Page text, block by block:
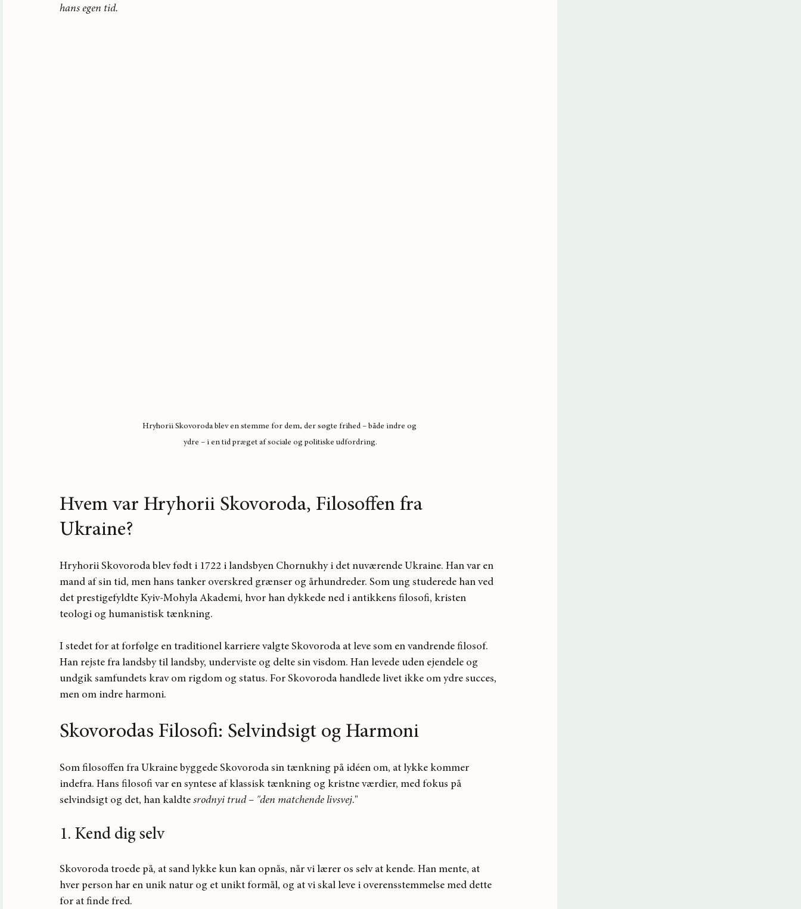
hans egen tid.
Hryhorii Skovoroda blev en stemme for dem, der søgte frihed – både indre og
ydre – i en tid præget af sociale og politiske udfordring.
Hvem var Hryhorii Skovoroda, Filosoffen fra
Ukraine?
Hryhorii Skovoroda blev født i 1722 i landsbyen Chornukhy i det nuværende Ukraine. Han var en
mand af sin tid, men hans tanker overskred grænser og århundreder. Som ung studerede han ved
det prestigefyldte Kyiv-Mohyla Akademi, hvor han dykkede ned i antikkens filosofi, kristen
teologi og humanistisk tænkning.
I stedet for at forfølge en traditionel karriere valgte Skovoroda at leve som en vandrende filosof.
Han rejste fra landsby til landsby, underviste og delte sin visdom. Han levede uden ejendele og
undgik samfundets krav om rigdom og status. For Skovoroda handlede livet ikke om ydre succes,
men om indre harmoni.
Skovorodas Filosofi: Selvindsigt og Harmoni
Som filosoffen fra Ukraine byggede Skovoroda sin tænkning på idéen om, at lykke kommer
indefra. Hans filosofi var en syntese af klassisk tænkning og kristne værdier, med fokus på
selvindsigt og det, han kaldte srodnyi trud – "den matchende livsvej."
1. Kend dig selv
Skovoroda troede på, at sand lykke kun kan opnås, når vi lærer os selv at kende. Han mente, at
hver person har en unik natur og et unikt formål, og at vi skal leve i overensstemmelse med dette
for at finde fred.